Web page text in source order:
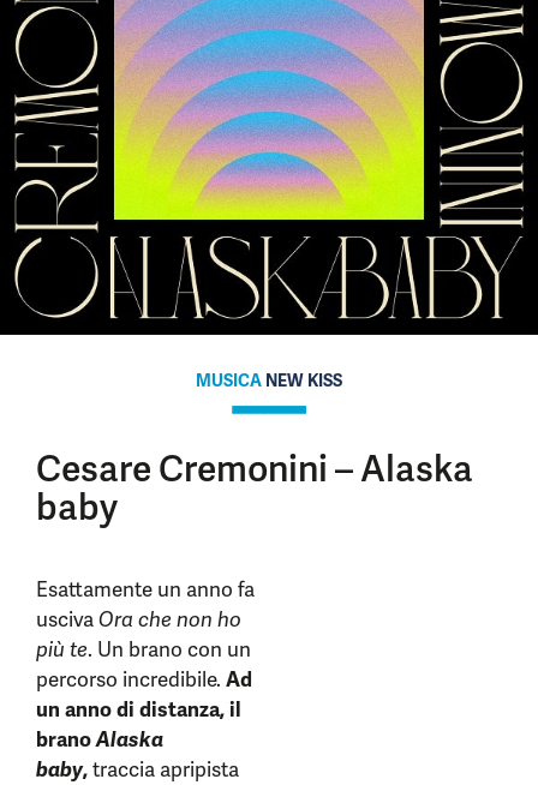
MUSICA NEW KISS
Cesare Cremonini – Alaska
baby
Esattamente un anno fa
uscivaOra che non ho
più te. Un brano con un
percorso incredibile. Ad
un anno di distanza, il
branoAlaska
baby,traccia apripista